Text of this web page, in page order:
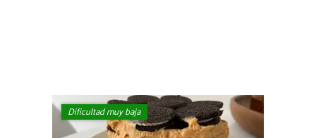
Dificultad muy baja